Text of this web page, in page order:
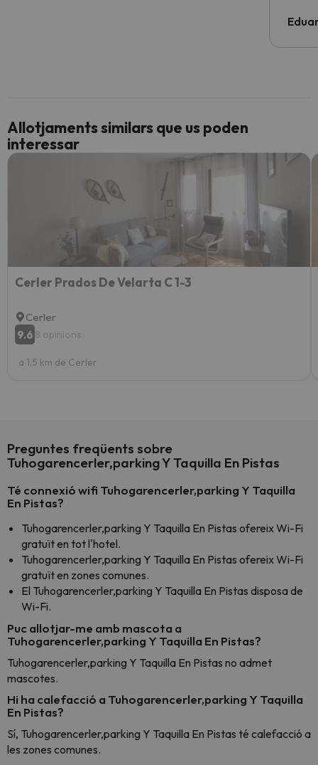
Allotjaments similars que us poden
interessar
Cerler Prados De Velarta C 1-3
Cerler
9.6 8 opinions
a 1.5 km de Cerler
Preguntes freqüents sobre
Tuhogarencerler,parking Y Taquilla En Pistas
Té connexió wifi Tuhogarencerler,parking Y Taquilla
En Pistas?
Tuhogarencerler,parking Y Taquilla En Pistas ofereix Wi-Fi
gratuït en tot l'hotel.
Tuhogarencerler,parking Y Taquilla En Pistas ofereix Wi-Fi
gratuït en zones comunes.
El Tuhogarencerler,parking Y Taquilla En Pistas disposa de
Wi-Fi.
Puc allotjar-me amb mascota a
Tuhogarencerler,parking Y Taquilla En Pistas?
Tuhogarencerler,parking Y Taquilla En Pistas no admet
mascotes.
Hi ha calefacció a Tuhogarencerler,parking Y Taquilla
En Pistas?
Sí, Tuhogarencerler,parking Y Taquilla En Pistas té calefacció a
les zones comunes.